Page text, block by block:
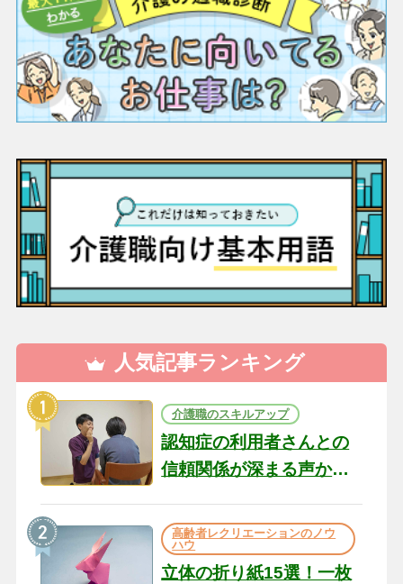
人気記事ランキング
介護職のスキルアップ
認知症の利用者さんとの
信頼関係が深まる声かけ
の現場から（22）
高齢者レクリエーションのノウ
ハウ
立体の折り紙15選！一枚